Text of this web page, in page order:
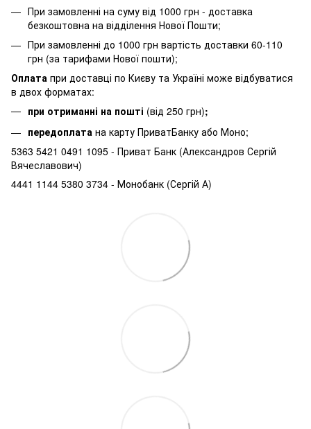
При замовленні на суму від 1000 грн - доставка
безкоштовна на відділення Нової Пошти;
При замовленні до 1000 грн вартість доставки 60-110
грн (за тарифами Нової пошти);
Оплата при доставці по Києву та Україні може відбуватися
в двох форматах:
при отриманні на пошті (від 250 грн);
передоплата на карту ПриватБанку або Моно;
5363 5421 0491 1095 - Приват Банк (Александров Сергій
Вячеславович)
4441 1144 5380 3734 - Монобанк (Сергій А)